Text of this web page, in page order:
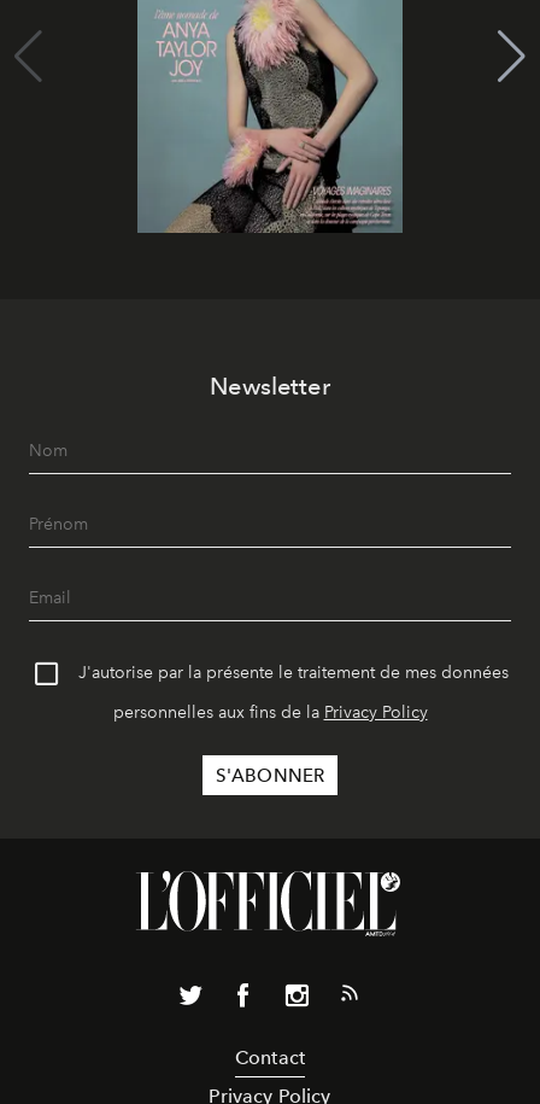
Newsletter
J'autorise par la présente le traitement de mes données
personnelles aux fins de la Privacy Policy
Contact
Privacy Policy